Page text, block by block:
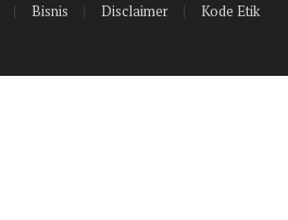
Bisnis Disclaimer Kode Etik